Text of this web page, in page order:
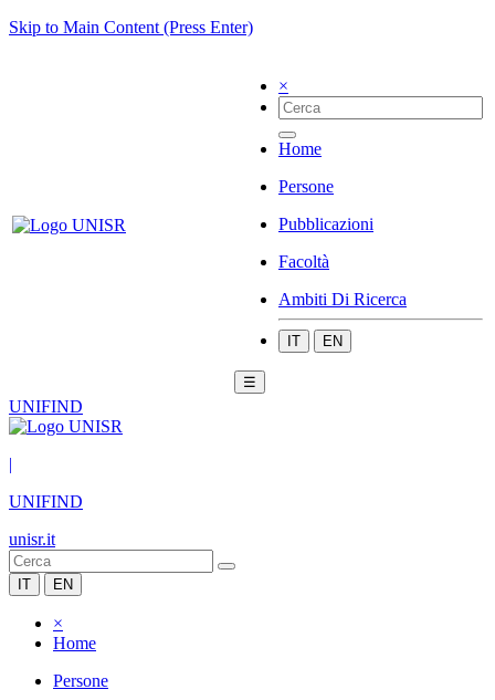
Skip to Main Content (Press Enter)
×
Home
Persone
Pubblicazioni
Facoltà
Ambiti Di Ricerca
IT EN
☰
UNIFIND
|
UNIFIND
unisr.it
IT EN
×
Home
Persone